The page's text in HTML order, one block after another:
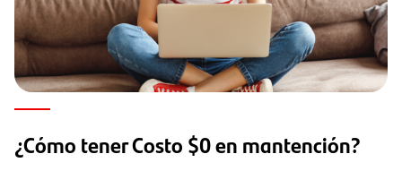
¿Cómo tener Costo $0 en mantención?